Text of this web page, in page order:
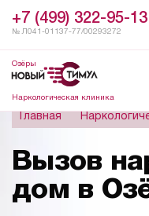
+7 (499) 322-95-13
№ Л041-01137-77/00293272
Озёры
Наркологическая клиника
Главная
Вызов
дом в